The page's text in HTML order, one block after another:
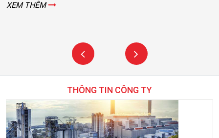
XEM THÊM
THÔNG TIN CÔNG TY